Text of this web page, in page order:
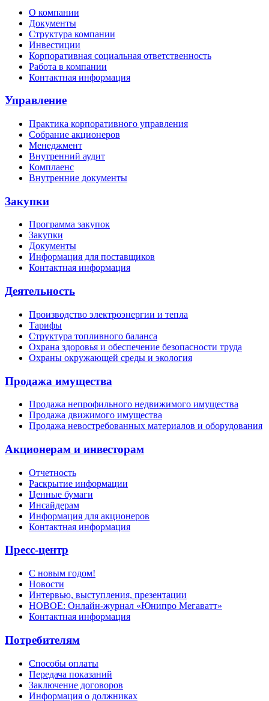
О компании
Документы
Структура компании
Инвестиции
Корпоративная социальная ответственность
Работа в компании
Контактная информация
Управление
Практика корпоративного управления
Собрание акционеров
Менеджмент
Внутренний аудит
Комплаенс
Внутренние документы
Закупки
Программа закупок
Закупки
Документы
Информация для поставщиков
Контактная информация
Деятельность
Производство электроэнергии и тепла
Тарифы
Структура топливного баланса
Охрана здоровья и обеспечение безопасности труда
Охраны окружающей среды и экология
Продажа имущества
Продажа непрофильного недвижимого имущества
Продажа движимого имущества
Продажа невостребованных материалов и оборудования
Акционерам и инвесторам
Отчетность
Раскрытие информации
Ценные бумаги
Инсайдерам
Информация для акционеров
Контактная информация
Пресс-центр
С новым годом!
Новости
Интервью, выступления, презентации
НОВОЕ: Онлайн-журнал «Юнипро Мегаватт»
Контактная информация
Потребителям
Способы оплаты
Передача показаний
Заключение договоров
Информация о должниках